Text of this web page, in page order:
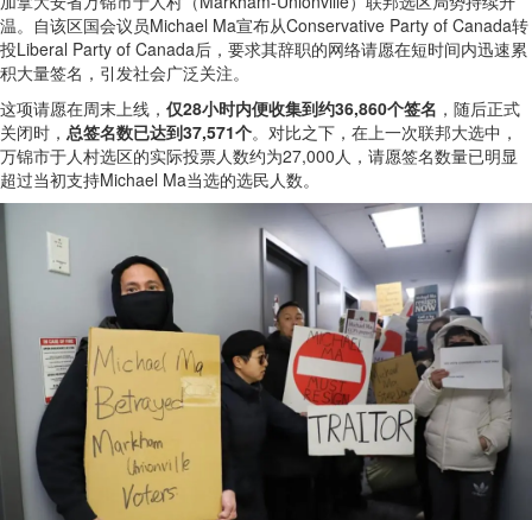
温。自该区国会议员Michael Ma宣布从Conservative Party of Canada转
投Liberal Party of Canada后，要求其辞职的网络请愿在短时间内迅速累
积大量签名，引发社会广泛关注。
这项请愿在周末上线， 仅28小时内便收集到约36,860个签名 ，随后正式
关闭时， 总签名数已达到37,571个。对比之下，在上一次联邦大选中，
万锦市于人村选区的实际投票人数约为27,000人，请愿签名数量已明显
超过当初支持Michael Ma当选的选民人数。